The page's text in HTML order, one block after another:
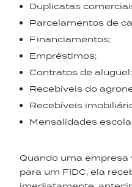
Duplicatas
Parcelamentos de
Financiamentos;
Empréstimos;
Contratos de aluguel;
Recebíveis do
Recebíveis
Mensalidades
Quando uma
para um FIDC, ela